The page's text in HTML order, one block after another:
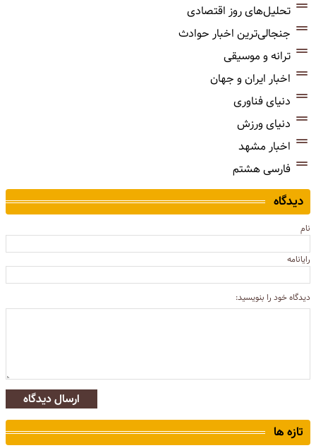
تحلیل‌های روز اقتصادی
جنجالی‌ترین اخبار حوادث
ترانه و موسیقی
اخبار ایران و جهان
دنیای فناوری
دنیای ورزش
اخبار مشهد
فارسی هشتم
دیدگاه
نام
رایانامه
دیدگاه خود را بنویسید:
ارسال دیدگاه
تازه ها